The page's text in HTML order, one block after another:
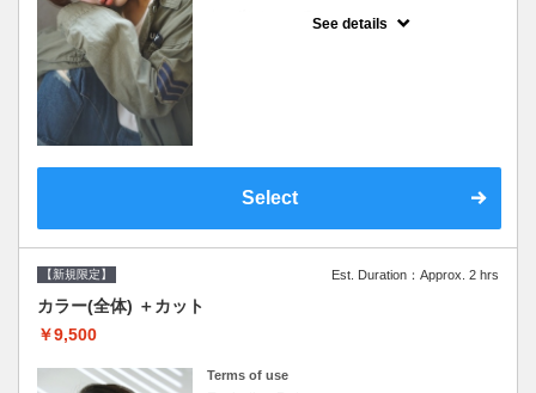
See details
Select
【新規限定】 Est. Duration：Approx. 2 hrs
カラー(全体) ＋カット
￥9,500
Terms of use